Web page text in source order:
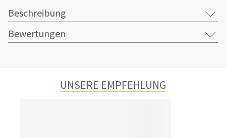
Beschreibung
Bewertungen
UNSERE EMPFEHLUNG